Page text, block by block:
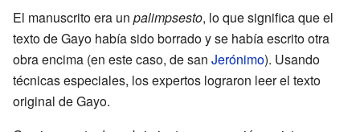
El manuscrito era un palimpsesto, lo que significa que el
texto de Gayo había sido borrado y se había escrito otra
obra encima (en este caso, de san Jerónimo). Usando
técnicas especiales, los expertos lograron leer el texto
original de Gayo.